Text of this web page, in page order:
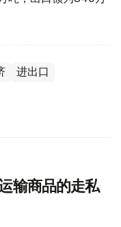
进出口
输商品的走私